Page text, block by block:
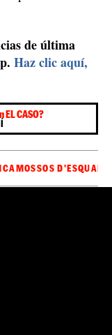
de última
Haz clic aquí,
EL CASO?
MOSSOS